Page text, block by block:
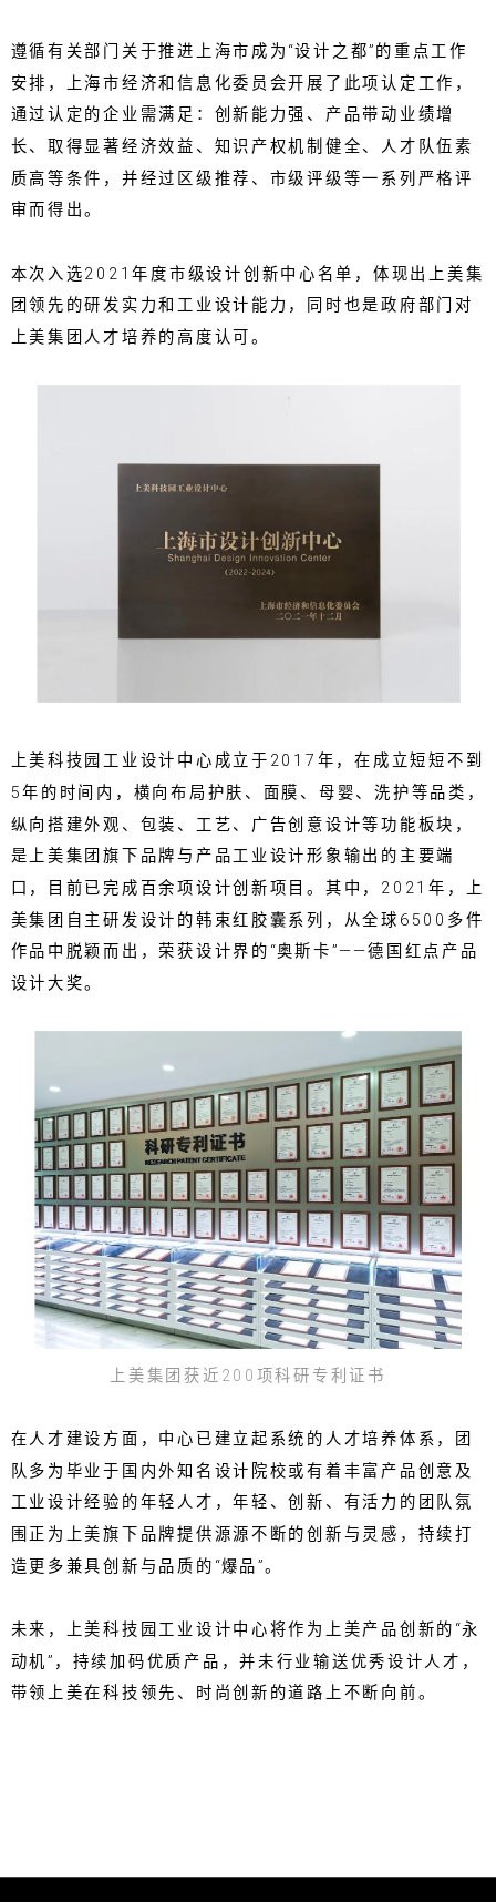
遵循有关部门关于推进上海市成为“设计之都”的重点工作
安排，上海市经济和信息化委员会开展了此项认定工作，
通过认定的企业需满足：创新能力强、产品带动业绩增
长、取得显著经济效益、知识产权机制健全、人才队伍素
质高等条件，并经过区级推荐、市级评级等一系列严格评
审而得出。
本次入选2021年度市级设计创新中心名单，体现出上美集
团领先的研发实力和工业设计能力，同时也是政府部门对
上美集团人才培养的高度认可。
上美科技园工业设计中心成立于2017年，在成立短短不到
5年的时间内，横向布局护肤、面膜、母婴、洗护等品类，
纵向搭建外观、包装、工艺、广告创意设计等功能板块，
是上美集团旗下品牌与产品工业设计形象输出的主要端
口，目前已完成百余项设计创新项目。其中，2021年，上
美集团自主研发设计的韩束红胶囊系列，从全球6500多件
作品中脱颖而出，荣获设计界的“奥斯卡”——德国红点产品
设计大奖。
上美集团获近200项科研专利证书
在人才建设方面，中心已建立起系统的人才培养体系，团
队多为毕业于国内外知名设计院校或有着丰富产品创意及
工业设计经验的年轻人才，年轻、创新、有活力的团队氛
围正为上美旗下品牌提供源源不断的创新与灵感，持续打
造更多兼具创新与品质的“爆品”。
未来，上美科技园工业设计中心将作为上美产品创新的“永
动机”，持续加码优质产品，并未行业输送优秀设计人才，
带领上美在科技领先、时尚创新的道路上不断向前。